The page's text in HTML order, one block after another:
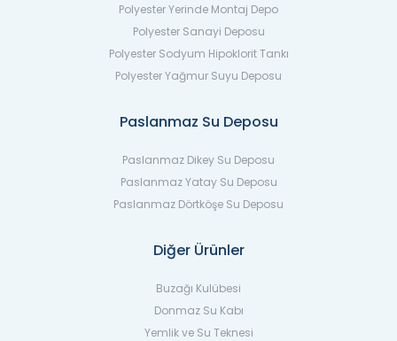
Polyester Yerinde Montaj Depo
Polyester Sanayi Deposu
Polyester Sodyum Hipoklorit Tankı
Polyester Yağmur Suyu Deposu
Paslanmaz Su Deposu
Paslanmaz Dikey Su Deposu
Paslanmaz Yatay Su Deposu
Paslanmaz Dörtköşe Su Deposu
Diğer Ürünler
Buzağı Kulübesi
Donmaz Su Kabı
Yemlik ve Su Teknesi